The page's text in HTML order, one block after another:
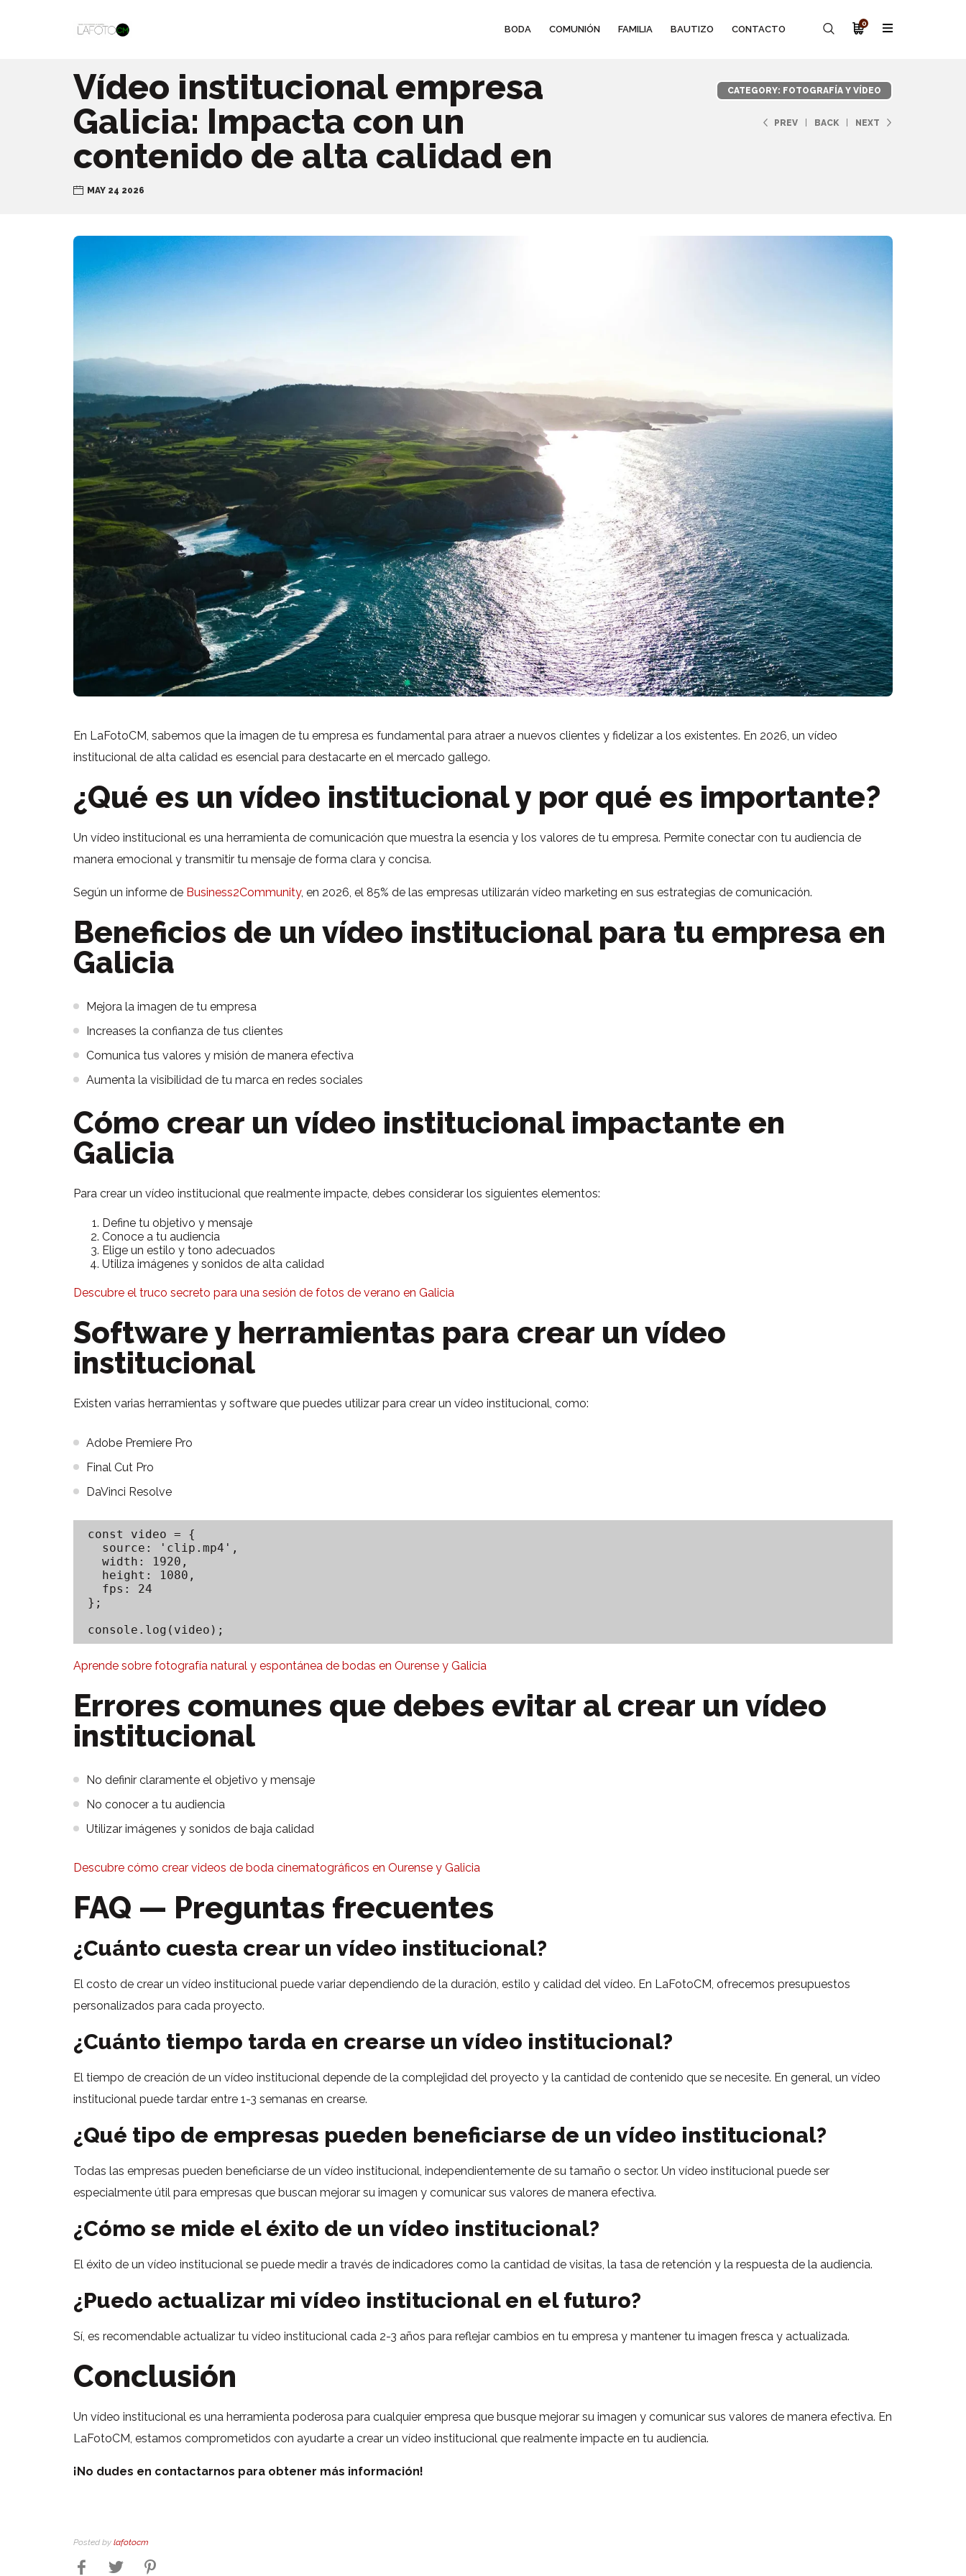
BODA COMUNIÓN FAMILIA BAUTIZO CONTACTO
0
Vídeo institucional empresa
Galicia: Impacta con un
contenido de alta calidad en
MAY 24 2026
CATEGORY: FOTOGRAFÍA Y VÍDEO
PREV BACK NEXT
En LaFotoCM, sabemos que la imagen de tu empresa es fundamental para atraer a nuevos clientes y fidelizar a los existentes. En 2026, un vídeo
institucional de alta calidad es esencial para destacarte en el mercado gallego.
¿Qué es un vídeo institucional y por qué es importante?
Un vídeo institucional es una herramienta de comunicación que muestra la esencia y los valores de tu empresa. Permite conectar con tu audiencia de
manera emocional y transmitir tu mensaje de forma clara y concisa.
Según un informe de Business2Community, en 2026, el 85% de las empresas utilizarán vídeo marketing en sus estrategias de comunicación.
Beneficios de un vídeo institucional para tu empresa en
Galicia
Mejora la imagen de tu empresa
Increases la confianza de tus clientes
Comunica tus valores y misión de manera efectiva
Aumenta la visibilidad de tu marca en redes sociales
Cómo crear un vídeo institucional impactante en
Galicia
Para crear un vídeo institucional que realmente impacte, debes considerar los siguientes elementos:
Define tu objetivo y mensaje
Conoce a tu audiencia
Elige un estilo y tono adecuados
Utiliza imágenes y sonidos de alta calidad
Descubre el truco secreto para una sesión de fotos de verano en Galicia
Software y herramientas para crear un vídeo
institucional
Existen varias herramientas y software que puedes utilizar para crear un vídeo institucional, como:
Adobe Premiere Pro
Final Cut Pro
DaVinci Resolve
const video = {
  source: 'clip.mp4',
  width: 1920,
  height: 1080,
  fps: 24
};
Aprende sobre fotografía natural y espontánea de bodas en Ourense y Galicia
Errores comunes que debes evitar al crear un vídeo
institucional
No definir claramente el objetivo y mensaje
No conocer a tu audiencia
Utilizar imágenes y sonidos de baja calidad
Descubre cómo crear videos de boda cinematográficos en Ourense y Galicia
FAQ — Preguntas frecuentes
¿Cuánto cuesta crear un vídeo institucional?
El costo de crear un vídeo institucional puede variar dependiendo de la duración, estilo y calidad del vídeo. En LaFotoCM, ofrecemos presupuestos
personalizados para cada proyecto.
¿Cuánto tiempo tarda en crearse un vídeo institucional?
El tiempo de creación de un vídeo institucional depende de la complejidad del proyecto y la cantidad de contenido que se necesite. En general, un vídeo
institucional puede tardar entre 1-3 semanas en crearse.
¿Qué tipo de empresas pueden beneficiarse de un vídeo institucional?
Todas las empresas pueden beneficiarse de un vídeo institucional, independientemente de su tamaño o sector. Un vídeo institucional puede ser
especialmente útil para empresas que buscan mejorar su imagen y comunicar sus valores de manera efectiva.
¿Cómo se mide el éxito de un vídeo institucional?
El éxito de un vídeo institucional se puede medir a través de indicadores como la cantidad de visitas, la tasa de retención y la respuesta de la audiencia.
¿Puedo actualizar mi vídeo institucional en el futuro?
Sí, es recomendable actualizar tu vídeo institucional cada 2-3 años para reflejar cambios en tu empresa y mantener tu imagen fresca y actualizada.
Conclusión
Un vídeo institucional es una herramienta poderosa para cualquier empresa que busque mejorar su imagen y comunicar sus valores de manera efectiva. En
LaFotoCM, estamos comprometidos con ayudarte a crear un vídeo institucional que realmente impacte en tu audiencia.
¡No dudes en contactarnos para obtener más información!
Posted by lafotocm